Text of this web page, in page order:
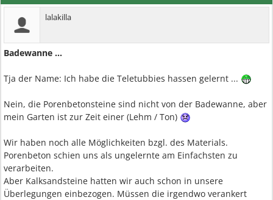
lalakilla
Badewanne ...
Tja der Name: Ich habe die Teletubbies hassen gelernt ...
Nein, die Porenbetonsteine sind nicht von der Badewanne, aber
mein Garten ist zur Zeit einer (Lehm / Ton)
Wir haben noch alle Möglichkeiten bzgl. des Materials.
Porenbeton schien uns als ungelernte am Einfachsten zu
verarbeiten.
Aber Kalksandsteine hatten wir auch schon in unsere
Überlegungen einbezogen. Müssen die irgendwo verankert